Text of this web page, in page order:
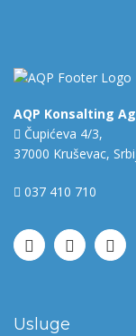
AQP Konsalting
Čupićeva 4/3,
37000 Kruševac,
037 410 710
Usluge